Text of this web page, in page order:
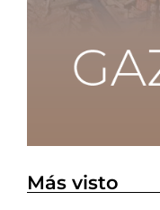
Más visto